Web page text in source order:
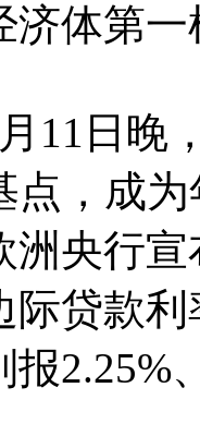
体第一
日晚，
点，成
洲央行
际贷款
2.25%